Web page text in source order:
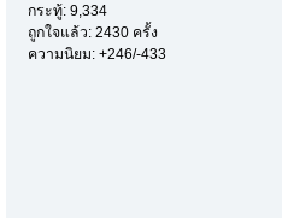
กระทู้: 9,334
ถูกใจแล้ว: 2430 ครั้ง
ความนิยม: +246/-433